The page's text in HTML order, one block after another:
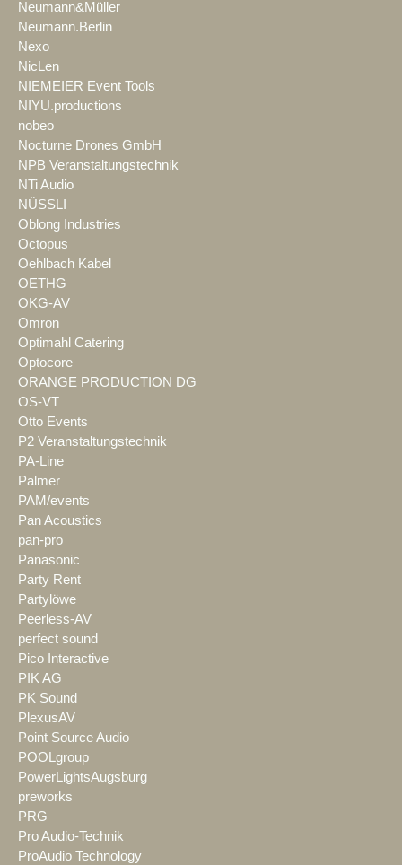
Neumann&Müller
Neumann.Berlin
Nexo
NicLen
NIEMEIER Event Tools
NIYU.productions
nobeo
Nocturne Drones GmbH
NPB Veranstaltungstechnik
NTi Audio
NÜSSLI
Oblong Industries
Octopus
Oehlbach Kabel
OETHG
OKG-AV
Omron
Optimahl Catering
Optocore
ORANGE PRODUCTION DG
OS-VT
Otto Events
P2 Veranstaltungstechnik
PA-Line
Palmer
PAM/events
Pan Acoustics
pan-pro
Panasonic
Party Rent
Partylöwe
Peerless-AV
perfect sound
Pico Interactive
PIK AG
PK Sound
PlexusAV
Point Source Audio
POOLgroup
PowerLightsAugsburg
preworks
PRG
Pro Audio-Technik
ProAudio Technology